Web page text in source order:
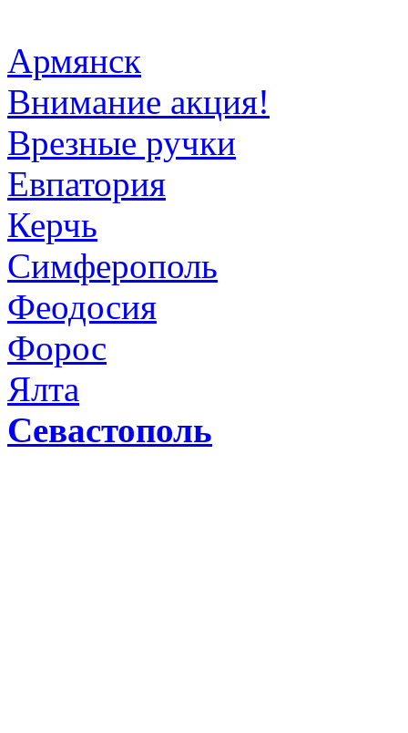
Армянск
Внимание акция!
Врезные ручки
Евпатория
Керчь
Симферополь
Феодосия
Форос
Ялта
Севастополь